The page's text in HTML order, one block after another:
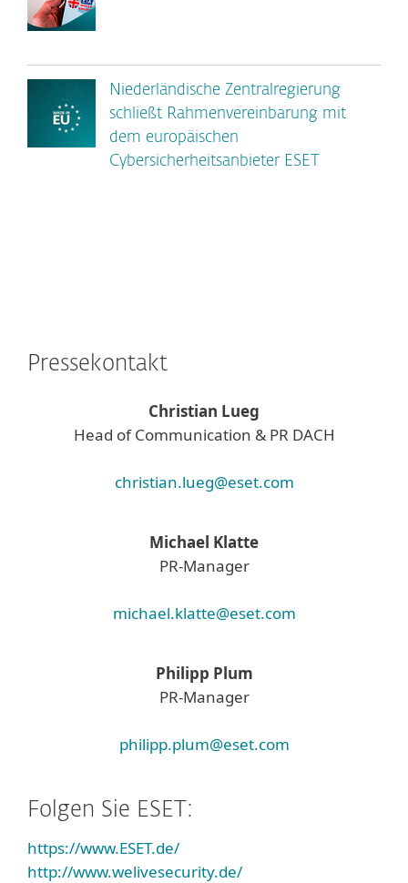
Niederländische Zentralregierung
schließt Rahmenvereinbarung mit
dem europäischen
Cybersicherheitsanbieter ESET
Pressekontakt
Christian Lueg
Head of Communication & PR DACH
christian.lueg@eset.com
Michael Klatte
PR-Manager
michael.klatte@eset.com
Philipp Plum
PR-Manager
philipp.plum@eset.com
Folgen Sie ESET:
https://www.ESET.de/
http://www.welivesecurity.de/